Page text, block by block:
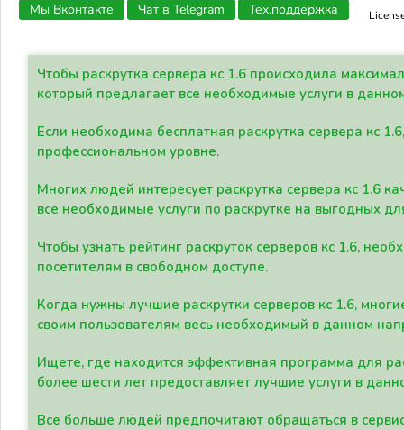
Мы Вконтакте Чат в Telegram Тех.поддержка
Чтобы раскрутка сервера кс 1.6 происходила
который предлагает все необходимые услуги в
Если необходима бесплатная раскрутка сервера кс
профессиональном уровне.
Многих людей интересует раскрутка сервера кс 1.6
все необходимые услуги по раскрутке на выгодных
Чтобы узнать рейтинг раскруток серверов кс 1.6,
посетителям в свободном доступе.
Когда нужны лучшие раскрутки серверов кс 1.6,
своим пользователям весь необходимый в данном
Ищете, где находится эффективная программа для
более шести лет предоставляет лучшие услуги в
Все больше людей предпочитают обращаться в